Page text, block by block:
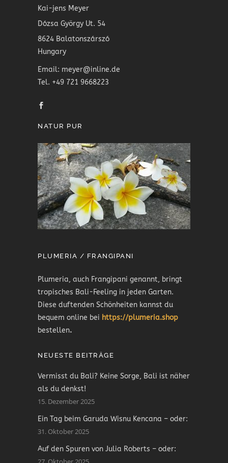
Kai-jens Meyer
Dózsa György Ut. 54
8624 Balatonszárszó
Hungary
Email: meyer@inline.de
Tel. +49 721 9668223
NATUR PUR
PLUMERIA / FRANGIPANI
Plumeria, auch Frangipani genannt, bringt
tropisches Bali-Feeling in jeden Garten.
Diese duftenden Schönheiten kannst du
bequem online bei https://plumeria.shop
bestellen.
NEUESTE BEITRÄGE
Vermisst du Bali? Keine Sorge, Bali ist näher
als du denkst!
15. Dezember 2025
Ein Tag beim Garuda Wisnu Kencana – oder:
31. Oktober 2025
Auf den Spuren von Julia Roberts – oder: